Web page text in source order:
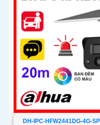
DH-IPC-HFW2441DG-4G-